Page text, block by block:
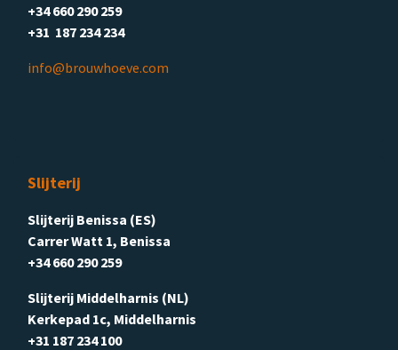
+34 660 290 259
+31 187 234 234
info@brouwhoeve.com
Slijterij
Slijterij Benissa (ES)
Carrer Watt 1, Benissa
+34 660 290 259
Slijterij Middelharnis (NL)
Kerkepad 1c, Middelharnis
+31 187 234 100